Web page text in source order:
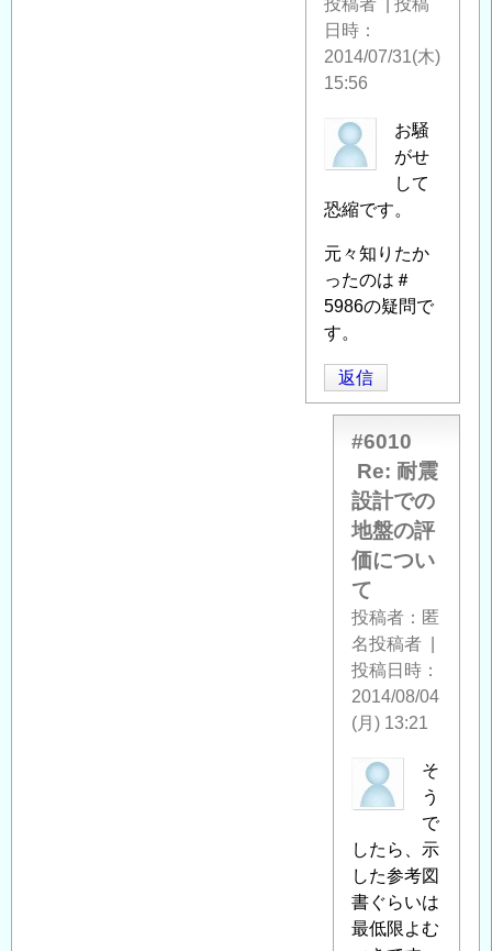
の
地
盤
の
評
価
に
つ
て 」
へ
の
返
投稿者
投稿
日時
2014/07/31(木)
15:56
匿
名
稿
に
よ
る
「 Re:
耐
震
設
」
お騒
がせ
して
恐縮です。
元々知りたか
ったのは＃
5986の疑問で
す。
返信
#6010
Re: 耐震
設計での
地盤の評
価につい
て
投稿者
匿
名投稿者
投稿日時
2014/08/04
(月) 13:21
匿
名
稿
者
に
よ
そ
う
で
したら、示
した参考図
書ぐらいは
最低限よむ